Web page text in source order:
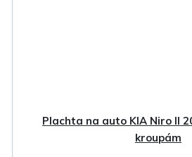
Plachta na auto KIA Niro II
kroupám